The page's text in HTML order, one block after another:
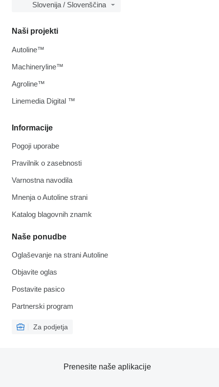
Slovenija / Slovenščina
Informacije
Pogoji uporabe
Pravilnik o zasebnosti
Varnostna navodila
Mnenja o Autoline strani
Katalog blagovnih znamk
Naše ponudbe
Oglaševanje na strani Autoline
Objavite oglas
Postavite pasico
Partnerski program
Za podjetja
Naši projekti
Autoline™
Machineryline™
Agroline™
Linemedia Digital ™
Prenesite naše aplikacije